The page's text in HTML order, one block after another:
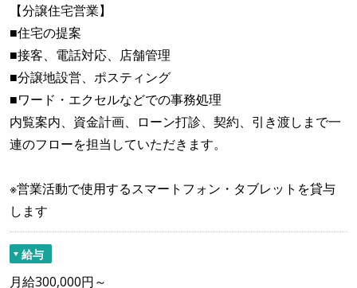
【分譲住宅営業】
■住宅の提案
■接客、電話対応、店舗管理
■分譲地設営、ポスティング
■ワード・エクセルなどでの事務処理
内覧案内、資金計画、ローン打診、契約、引き渡しまで一
連のフローを担当していただきます。
※営業活動で使用するスマートフォン・タブレットを貸与
します
給与
月給300,000円～